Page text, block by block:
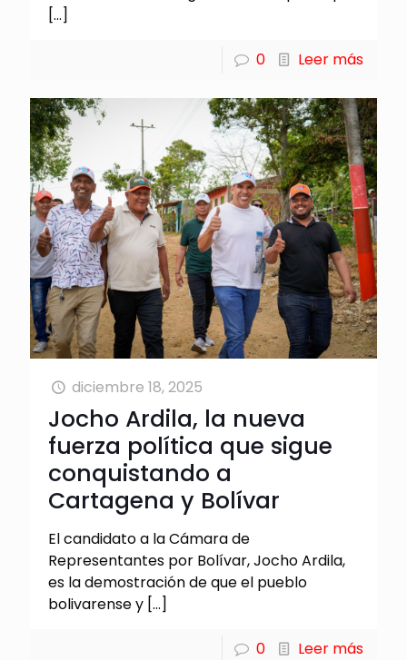
[…]
0 Leer más
diciembre 18, 2025
Jocho Ardila, la nueva
fuerza política que sigue
conquistando a
Cartagena y Bolívar
El candidato a la Cámara de
Representantes por Bolívar, Jocho Ardila,
es la demostración de que el pueblo
bolivarense y […]
0 Leer más